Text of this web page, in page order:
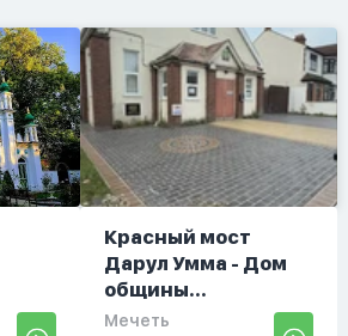
Красный мост
Дарул Умма - Дом
общины...
Мечеть